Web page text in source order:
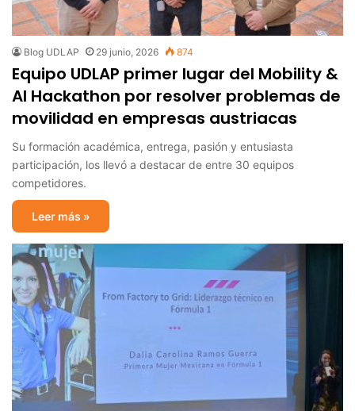
Blog UDLAP 29 junio, 2026 874
Equipo UDLAP primer lugar del Mobility &
AI Hackathon por resolver problemas de
movilidad en empresas austriacas
Su formación académica, entrega, pasión y entusiasta
participación, los llevó a destacar de entre 30 equipos
competidores.
Leer más »